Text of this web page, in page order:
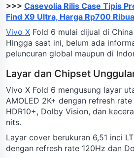
>>> Casevolia Rilis Case Tipis
Find X9 Ultra, Harga Rp700
Vivo X Fold 6 mulai dijual di
Hingga saat ini, belum ada
peluncuran global maupun di
Layar dan Chipset
Vivo X Fold 6 mengusung layar
AMOLED 2K+ dengan refresh
HDR10+, Dolby Vision, dan
nits.
Layar cover berukuran 6,51 inci
dengan refresh rate 120Hz dan